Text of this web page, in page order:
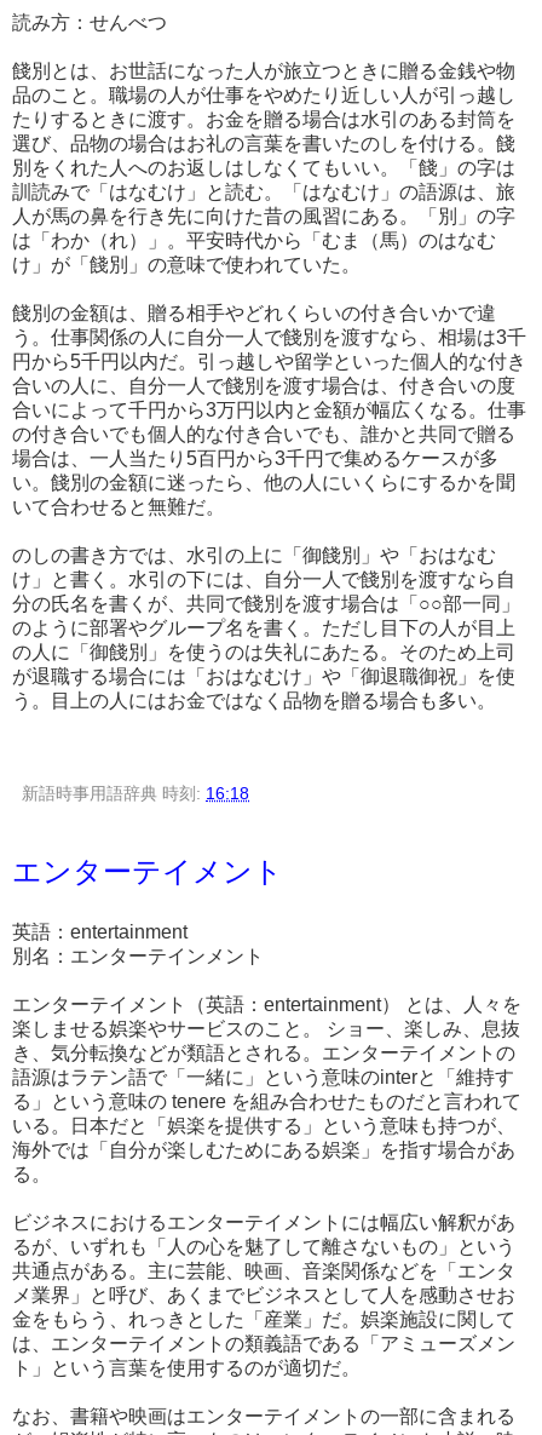
読み方：せんべつ
餞別とは、お世話になった人が旅立つときに贈る金銭や物
品のこと。職場の人が仕事をやめたり近しい人が引っ越し
たりするときに渡す。お金を贈る場合は水引のある封筒を
選び、品物の場合はお礼の言葉を書いたのしを付ける。餞
別をくれた人へのお返しはしなくてもいい。「餞」の字は
訓読みで「はなむけ」と読む。「はなむけ」の語源は、旅
人が馬の鼻を行き先に向けた昔の風習にある。「別」の字
は「わか（れ）」。平安時代から「むま（馬）のはなむ
け」が「餞別」の意味で使われていた。
餞別の金額は、贈る相手やどれくらいの付き合いかで違
う。仕事関係の人に自分一人で餞別を渡すなら、相場は3千
円から5千円以内だ。引っ越しや留学といった個人的な付き
合いの人に、自分一人で餞別を渡す場合は、付き合いの度
合いによって千円から3万円以内と金額が幅広くなる。仕事
の付き合いでも個人的な付き合いでも、誰かと共同で贈る
場合は、一人当たり5百円から3千円で集めるケースが多
い。餞別の金額に迷ったら、他の人にいくらにするかを聞
いて合わせると無難だ。
のしの書き方では、水引の上に「御餞別」や「おはなむ
け」と書く。水引の下には、自分一人で餞別を渡すなら自
分の氏名を書くが、共同で餞別を渡す場合は「○○部一同」
のように部署やグループ名を書く。ただし目下の人が目上
の人に「御餞別」を使うのは失礼にあたる。そのため上司
が退職する場合には「おはなむけ」や「御退職御祝」を使
う。目上の人にはお金ではなく品物を贈る場合も多い。
新語時事用語辞典 時刻: 16:18
エンターテイメント
英語：entertainment
別名：エンターテインメント
エンターテイメント（英語：entertainment） とは、人々を
楽しませる娯楽やサービスのこと。 ショー、楽しみ、息抜
き、気分転換などが類語とされる。エンターテイメントの
語源はラテン語で「一緒に」という意味のinterと「維持す
る」という意味の tenere を組み合わせたものだと言われて
いる。日本だと「娯楽を提供する」という意味も持つが、
海外では「自分が楽しむためにある娯楽」を指す場合があ
る。
ビジネスにおけるエンターテイメントには幅広い解釈があ
るが、いずれも「人の心を魅了して離さないもの」という
共通点がある。主に芸能、映画、音楽関係などを「エンタ
メ業界」と呼び、あくまでビジネスとして人を感動させお
金をもらう、れっきとした「産業」だ。娯楽施設に関して
は、エンターテイメントの類義語である「アミューズメン
ト」という言葉を使用するのが適切だ。
なお、書籍や映画はエンターテイメントの一部に含まれる